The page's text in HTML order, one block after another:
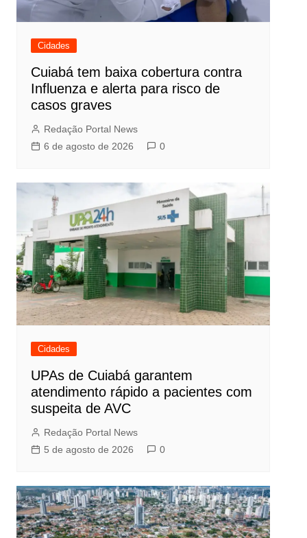
Cidades
Cuiabá tem baixa cobertura contra
Influenza e alerta para risco de
casos graves
Redação Portal News
6 de agosto de 2026
0
Cidades
UPAs de Cuiabá garantem
atendimento rápido a pacientes com
suspeita de AVC
Redação Portal News
5 de agosto de 2026
0